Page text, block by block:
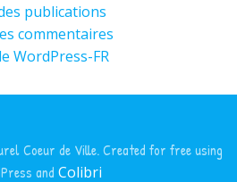
publications
commentaires
WordPress-FR
Coeur de Ville. Created for free using
and Colibri